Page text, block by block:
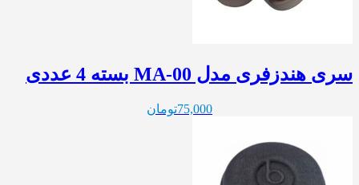
سری هندزفری مدل MA-00 بسته 4 عددی
75,000تومان